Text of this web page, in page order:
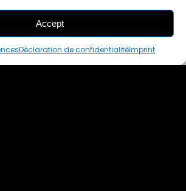
Accept
Déclaration de confidentialitéImprint
THIS PAIR IS
IN A CART